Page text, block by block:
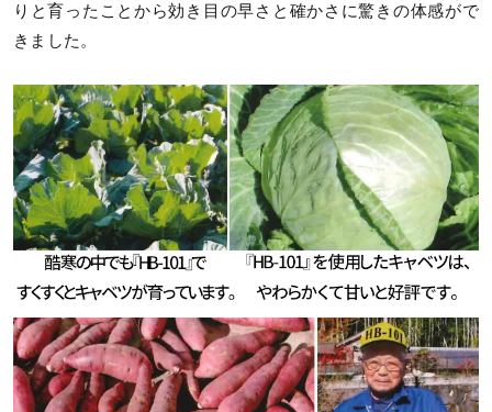
りと育ったことから効き目の早さと確かさに驚きの体感がで
きました。